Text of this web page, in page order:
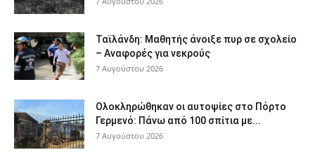
Ταϊλάνδη: Μαθητής άνοιξε πυρ σε σχολείο
– Αναφορές για νεκρούς
7 Αυγούστου 2026
Ολοκληρώθηκαν οι αυτοψίες στο Πόρτο
Γερμενό: Πάνω από 100 σπίτια με...
7 Αυγούστου 2026